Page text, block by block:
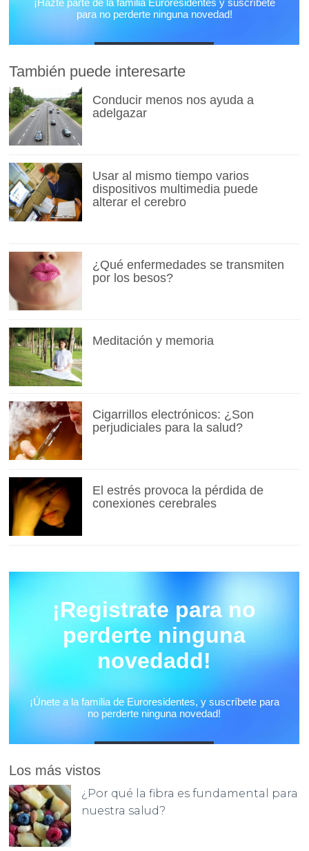
También puede interesarte
Conducir menos nos ayuda a
adelgazar
Usar al mismo tiempo varios
dispositivos multimedia puede
alterar el cerebro
¿Qué enfermedades se transmiten
por los besos?
Meditación y memoria
Cigarrillos electrónicos: ¿Son
perjudiciales para la salud?
El estrés provoca la pérdida de
conexiones cerebrales
Los más vistos
¿Por qué la fibra es fundamental para
nuestra salud?